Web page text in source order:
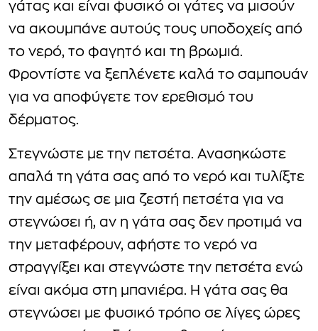
γάτας και είναι φυσικό οι γάτες να μισούν
να ακουμπάνε αυτούς τους υποδοχείς από
το νερό, το φαγητό και τη βρωμιά.
Φροντίστε να ξεπλένετε καλά το σαμπουάν
για να αποφύγετε τον ερεθισμό του
δέρματος.
Στεγνώστε με την πετσέτα. Ανασηκώστε
απαλά τη γάτα σας από το νερό και τυλίξτε
την αμέσως σε μια ζεστή πετσέτα για να
στεγνώσει ή, αν η γάτα σας δεν προτιμά να
την μεταφέρουν, αφήστε το νερό να
στραγγίξει και στεγνώστε την πετσέτα ενώ
είναι ακόμα στη μπανιέρα. Η γάτα σας θα
στεγνώσει με φυσικό τρόπο σε λίγες ώρες